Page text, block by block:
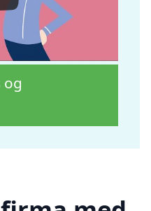
og